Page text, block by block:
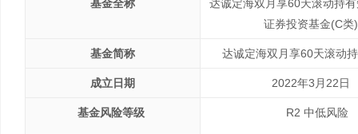
基金全称
达诚定海双月享60天滚动持
证券投资基金(C类)
基金简称 达诚定海双月享60天滚动
成立日期 2022年3月22日
基金风险等级 R2 中低风险